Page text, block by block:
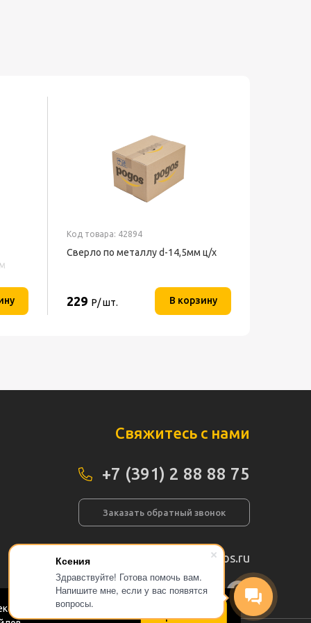
Ксения
Здравствуйте! Готова помочь вам.
Напишите мне, если у вас появятся
вопросы.
Код товара: 42894
Сверло по металлу d-14,5мм ц/х
229 Р/ шт. В корзину
в соответствии
Принимаю
Свяжитесь с нами
+7 (391) 2 88 88 75
Заказать обратный звонок
info@pogos.ru